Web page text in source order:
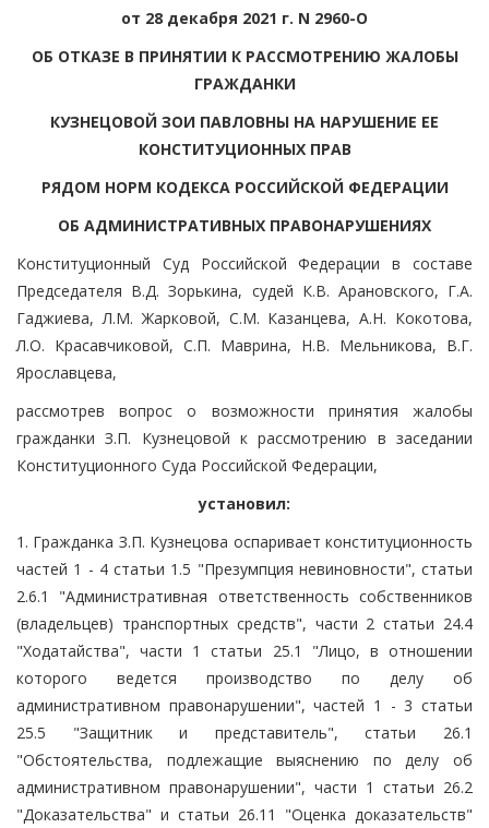
от 28 декабря 2021 г. N 2960-О
ОБ ОТКАЗЕ В ПРИНЯТИИ К РАССМОТРЕНИЮ ЖАЛОБЫ
ГРАЖДАНКИ
КУЗНЕЦОВОЙ ЗОИ ПАВЛОВНЫ НА НАРУШЕНИЕ ЕЕ
КОНСТИТУЦИОННЫХ ПРАВ
РЯДОМ НОРМ КОДЕКСА РОССИЙСКОЙ ФЕДЕРАЦИИ
ОБ АДМИНИСТРАТИВНЫХ ПРАВОНАРУШЕНИЯХ
Конституционный Суд Российской Федерации в составе
Председателя В.Д. Зорькина, судей К.В. Арановского, Г.А.
Гаджиева, Л.М. Жарковой, С.М. Казанцева, А.Н. Кокотова,
Л.О. Красавчиковой, С.П. Маврина, Н.В. Мельникова, В.Г.
Ярославцева,
рассмотрев вопрос о возможности принятия жалобы
гражданки З.П. Кузнецовой к рассмотрению в заседании
Конституционного Суда Российской Федерации,
установил:
1. Гражданка З.П. Кузнецова оспаривает конституционность
частей 1 - 4 статьи 1.5 "Презумпция невиновности", статьи
2.6.1 "Административная ответственность собственников
(владельцев) транспортных средств", части 2 статьи 24.4
"Ходатайства", части 1 статьи 25.1 "Лицо, в отношении
которого ведется производство по делу об
административном правонарушении", частей 1 - 3 статьи
25.5 "Защитник и представитель", статьи 26.1
"Обстоятельства, подлежащие выяснению по делу об
административном правонарушении", части 1 статьи 26.2
"Доказательства" и статьи 26.11 "Оценка доказательств"